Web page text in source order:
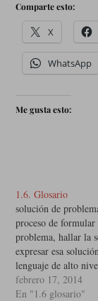
Comparte esto:
X
WhatsApp
Me gusta esto:
1.6. Glosario
solución de
proceso de formular
problema, hallar la
expresar esa
lenguaje de alto
lenguaje como Python
diseñado para ser
febrero 17, 2014
En "1.6 glosario"